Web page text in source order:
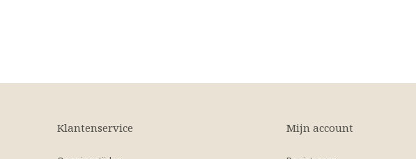
Klantenservice Mijn account